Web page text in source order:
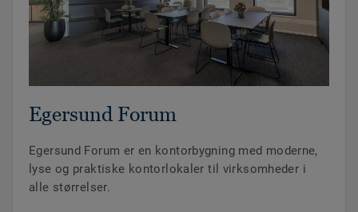
Egersund Forum
Egersund Forum er en kontorbygning med moderne,
lyse og praktiske kontorlokaler til virksomheder i
alle størrelser.